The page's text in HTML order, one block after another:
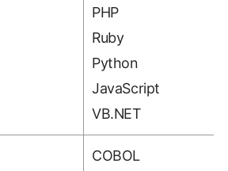
PHP
Ruby
Python
JavaScript
VB.NET
COBOL